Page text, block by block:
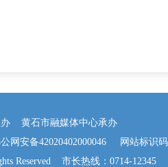
办 黄石市融媒体中心承办
网安备42020402000046 网站标识码
Reserved 市长热线：0714-12345